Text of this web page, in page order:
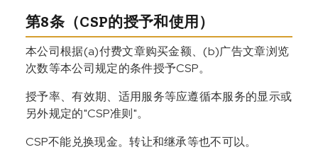
第8条（CSP的授予和使用）
本公司根据(a)付费文章购买金额、(b)广告文章浏览
次数等本公司规定的条件授予CSP。
授予率、有效期、适用服务等应遵循本服务的显示或
另外规定的"CSP准则"。
CSP不能兑换现金。转让和继承等也不可以。